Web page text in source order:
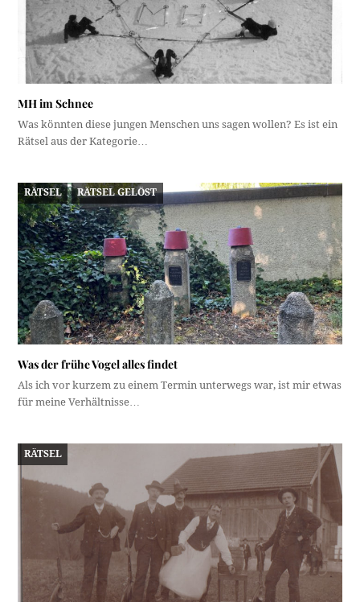
MH im Schnee
Was könnten diese jungen Menschen uns sagen wollen? Es ist ein
Rätsel aus der Kategorie…
RÄTSEL RÄTSEL GELÖST
Was der frühe Vogel alles findet
Als ich vor kurzem zu einem Termin unterwegs war, ist mir etwas
für meine Verhältnisse…
RÄTSEL